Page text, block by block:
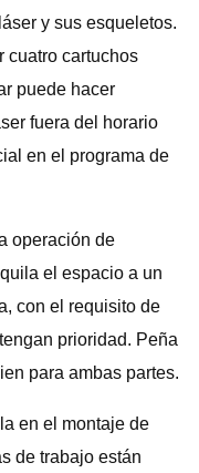
y sus esqueletos.
cuatro cartuchos
puede hacer
fuera del horario
en el programa de
operación de
el espacio a un
con el requisito de
prioridad. Peña
para ambas partes.
en el montaje de
de trabajo están